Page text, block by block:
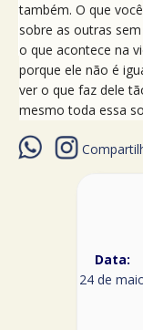
também. O que
sobre as outras
o que acontece na
porque ele não é
ver o que faz dele
mesmo toda essa
Data:
24 de